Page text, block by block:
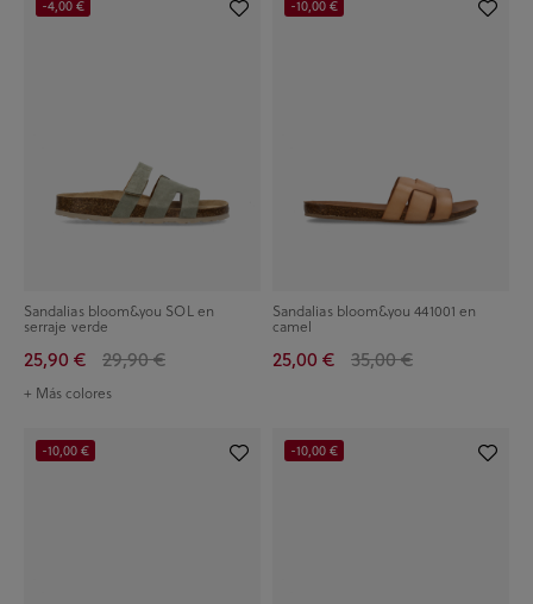
Sandalias bloom&you SOL en
serraje verde
25,90 € 29,90 €
+ Más colores
-4,00 €
Sandalias bloom&you 441001 en
camel
25,00 € 35,00 €
-10,00 €
-10,00 € -10,00 €